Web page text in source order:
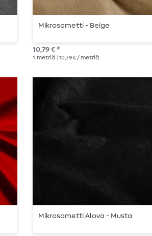
Mikrosametti - Beige
10,79 € *
1 metriä | 10,79 € / metriä
Mikrosametti Alova - Musta